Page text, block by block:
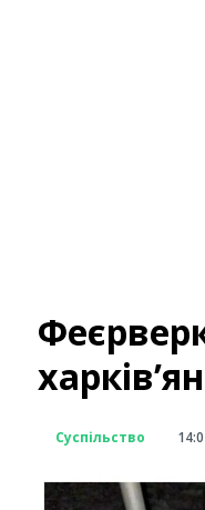
Суспільство